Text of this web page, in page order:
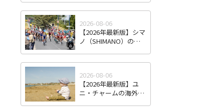
南アジア物流拠点の実
力
2026-08-06
【2026年最新版】シマ
ノ（SHIMANO）の海
るのか
2026-08-06
【2026年最新版】ユ
ニ・チャームの海外進